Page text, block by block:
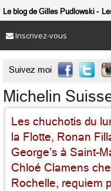
Le blog de Gilles Pudlowski
Inscrivez-vous
Suivez moi
Michelin
Les chuchotis du
la Flotte, Ronan
George’s à Saint-
Chloé Clamens
Rochelle, requiem